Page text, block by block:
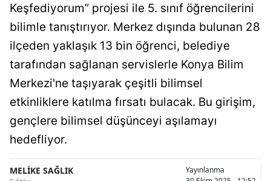
Aydın
Bilecik
Bingöl
Burdur
Keşfediyorum” projesi ile 5. sınıf öğrencilerini
bilimle tanıştırıyor. Merkez dışında bulunan 28
ilçeden yaklaşık 13 bin öğrenci, belediye
tarafından sağlanan servislerle Konya Bilim
Merkezi'ne taşıyarak çeşitli bilimsel
etkinliklere katılma fırsatı bulacak. Bu girişim,
gençlere bilimsel düşünceyi aşılamayı
hedefliyor.
MELİKE SAĞLIK
Yayınlanma